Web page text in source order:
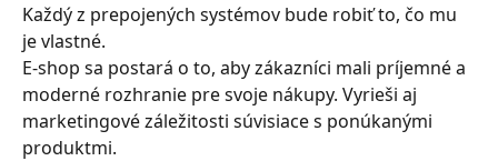
Každý z prepojených systémov bude robiť to, čo mu
je vlastné.
E-shop sa postará o to, aby zákazníci mali príjemné a
moderné rozhranie pre svoje nákupy. Vyrieši aj
marketingové záležitosti súvisiace s ponúkanými
produktmi.